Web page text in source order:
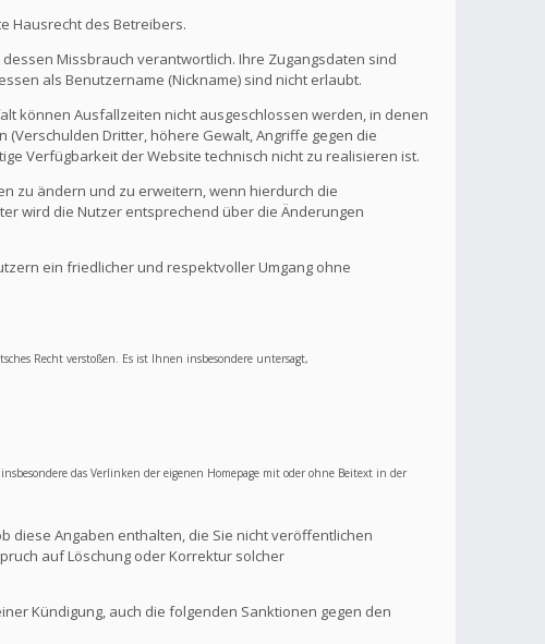
Hausrecht des Betreibers.
Missbrauch verantwortlich. Ihre Zugangsdaten sind
als Benutzername (Nickname) sind nicht erlaubt.
können Ausfallzeiten nicht ausgeschlossen werden, in denen
Dritter, höhere Gewalt, Angriffe gegen die
Verfügbarkeit der Website technisch nicht zu realisieren ist.
zu ändern und zu erweitern, wenn hierdurch die
wird die Nutzer entsprechend über die Änderungen
ein friedlicher und respektvoller Umgang ohne
Recht verstoßen. Es ist Ihnen insbesondere untersagt,
das Verlinken der eigenen Homepage mit oder ohne Beitext in der
diese Angaben enthalten, die Sie nicht veröffentlichen
auf Löschung oder Korrektur solcher
Kündigung, auch die folgenden Sanktionen gegen den